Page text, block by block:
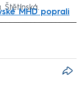
MHD poprali